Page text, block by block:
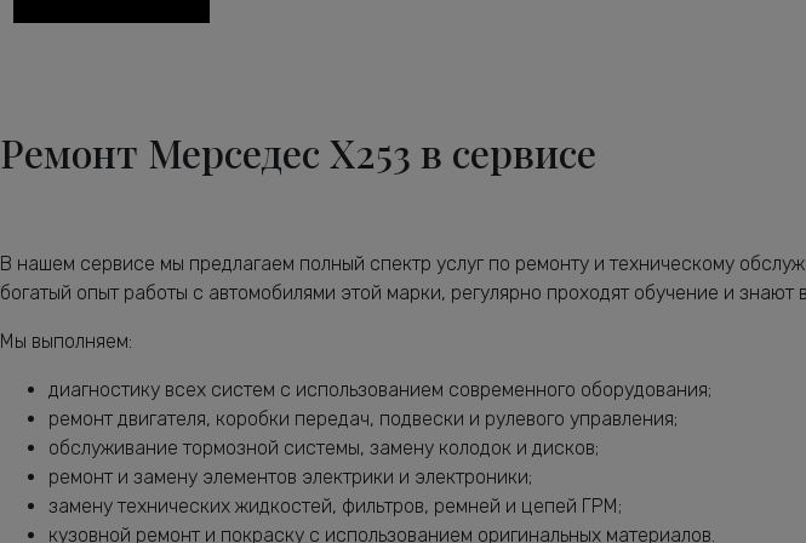
Замена воздушного фильтра Мерседес-Бенц X253
Замена масла в АКПП Мерседес-Бенц X253
Замена масляного насоса Мерседес-Бенц X253
Замена масляного фильтра Мерседес-Бенц X253
Замена опоры амортизатора X253
Ремонт Мерседес X253 в сервисе
В нашем сервисе мы предлагаем полный спектр услуг по ремонту и техническому
богатый опыт работы с автомобилями этой марки, регулярно проходят обучение и
Мы выполняем:
диагностику всех систем с использованием современного оборудования;
ремонт двигателя, коробки передач, подвески и рулевого управления;
обслуживание тормозной системы, замену колодок и дисков;
ремонт и замену элементов электрики и электроники;
замену технических жидкостей, фильтров, ремней и цепей ГРМ;
кузовной ремонт и покраску с использованием оригинальных материалов.